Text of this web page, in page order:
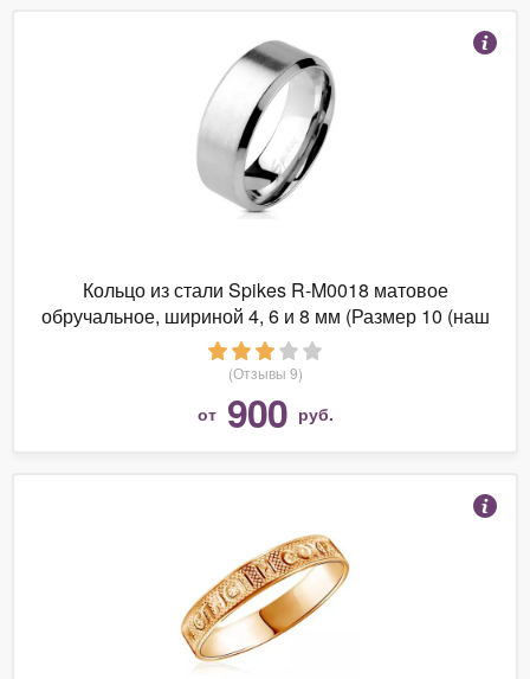
Кольцо из стали Spikes R-M0018 матовое
обручальное, шириной 4, 6 и 8 мм (Размер 10 (наш
19,8), ширина 4 мм)
(Отзывы 9)
от 900 руб.